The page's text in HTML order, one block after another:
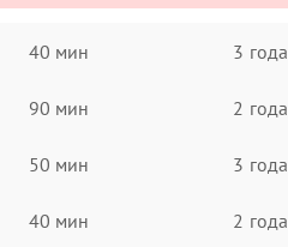
40 мин 3 года
90 мин 2 года
50 мин 3 года
40 мин 2 года